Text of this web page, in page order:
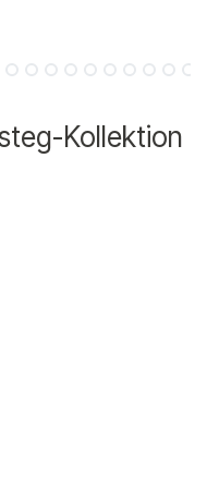
Kollektion